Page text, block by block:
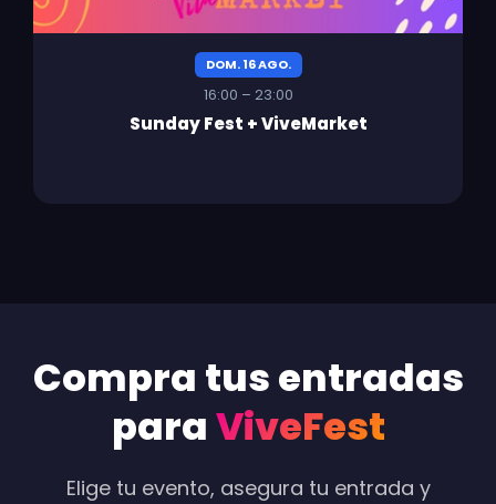
DOM. 16 AGO.
16:00 – 23:00
Sunday Fest + ViveMarket
Compra tus entradas
paraViveFest
Elige tu evento, asegura tu entrada y